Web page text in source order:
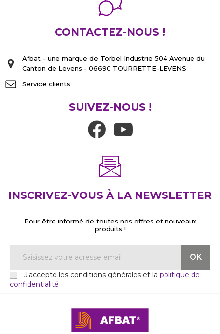
CONTACTEZ-NOUS !
Afbat - une marque de Torbel Industrie 504 Avenue du
Canton de Levens - 06690 TOURRETTE-LEVENS
Service clients
SUIVEZ-NOUS !
INSCRIVEZ-VOUS À LA NEWSLETTER
Pour être informé de toutes nos offres et nouveaux
produits !
J'accepte les conditions générales et la politique de
confidentialité